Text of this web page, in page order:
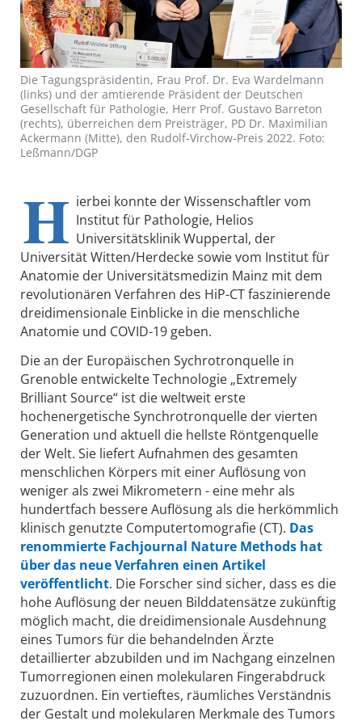
Die Tagungspräsidentin, Frau Prof. Dr. Eva Wardelmann
(links) und der amtierende Präsident der Deutschen
Gesellschaft für Pathologie, Herr Prof. Gustavo Barreton
(rechts), überreichen dem Preisträger, PD Dr. Maximilian
Ackermann (Mitte), den Rudolf-Virchow-Preis 2022. Foto:
Leßmann/DGP
H ierbei konnte der Wissenschaftler vom
Institut für Pathologie, Helios
Universitätsklinik Wuppertal, der
Universität Witten/Herdecke sowie vom Institut für
Anatomie der Universitätsmedizin Mainz mit dem
revolutionären Verfahren des HiP-CT faszinierende
dreidimensionale Einblicke in die menschliche
Anatomie und COVID-19 geben.
Die an der Europäischen Sychrotronquelle in
Grenoble entwickelte Technologie „Extremely
Brilliant Source“ ist die weltweit erste
hochenergetische Synchrotronquelle der vierten
Generation und aktuell die hellste Röntgenquelle
der Welt. Sie liefert Aufnahmen des gesamten
menschlichen Körpers mit einer Auflösung von
weniger als zwei Mikrometern - eine mehr als
hundertfach bessere Auflösung als die herkömmlich
klinisch genutzte Computertomografie (CT). Das
renommierte Fachjournal Nature Methods hat
über das neue Verfahren einen Artikel
veröffentlicht. Die Forscher sind sicher, dass es die
hohe Auflösung der neuen Bilddatensätze zukünftig
möglich macht, die dreidimensionale Ausdehnung
eines Tumors für die behandelnden Ärzte
detaillierter abzubilden und im Nachgang einzelnen
Tumorregionen einen molekularen Fingerabdruck
zuzuordnen. Ein vertieftes, räumliches Verständnis
der Gestalt und molekularen Merkmale des Tumors